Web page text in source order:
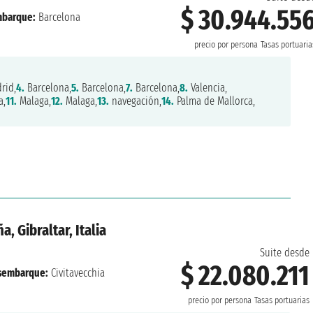
$
precio por persona Tasas
Barcelona
4. Barcelona,5. Barcelona,7. Barcelona,8. Valencia,
11. Malaga,12. Malaga,13. navegación,14. Palma de Mallorca,
Gibraltar, Italia
Suite desde
$ 22.080.211
precio por persona Tasas portuarias
Civitavecchia